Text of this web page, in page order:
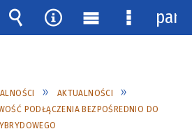
AKTUALNOŚCI
PODŁĄCZENIA BEZPOŚREDNIO DO
Wyszukiwarka
Narzędzia
MenuMenu